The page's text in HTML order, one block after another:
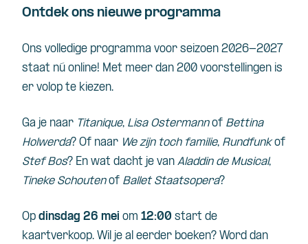
Ontdek ons nieuwe programma
Ons volledige programma voor seizoen 2026-2027
staat nú online! Met meer dan 200 voorstellingen is
er volop te kiezen.
Ga je naar Titanique, Lisa Ostermannof Bettina
Holwerda? Of naar We zijn toch familie, Rundfunkof
Stef Bos? En wat dacht je van Aladdin de Musical,
Tineke Schoutenof Ballet Staatsopera?
Op dinsdag 26 mei om 12:00 start de
kaartverkoop. Wil je al eerder boeken? Word dan